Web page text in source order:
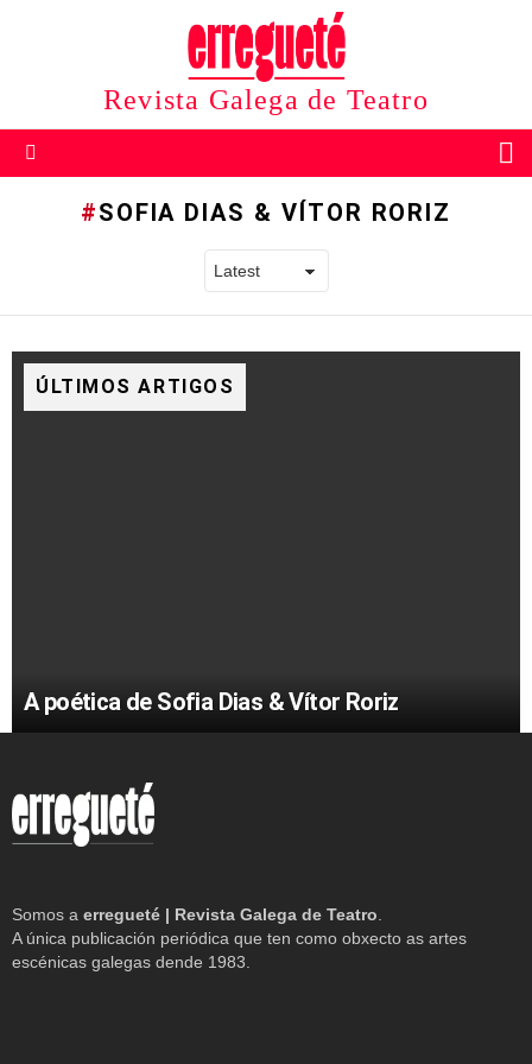
Revista Galega de Teatro
SOFIA DIAS & VÍTOR RORIZ
ÚLTIMOS ARTIGOS
A poética de Sofia Dias & Vítor Roriz
Somos a erregueté | Revista Galega de Teatro
A única publicación periódica que ten como obxecto as artes
escénicas galegas dende 1983.